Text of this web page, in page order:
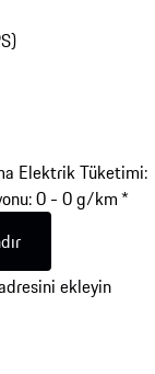
Elektrik Tüketimi:
0 - 0 g/km *
ekleyin